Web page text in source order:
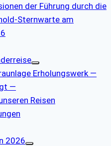
der Führung durch die
Sternwarte am
Erholungswerk —
—
Reisen
2026